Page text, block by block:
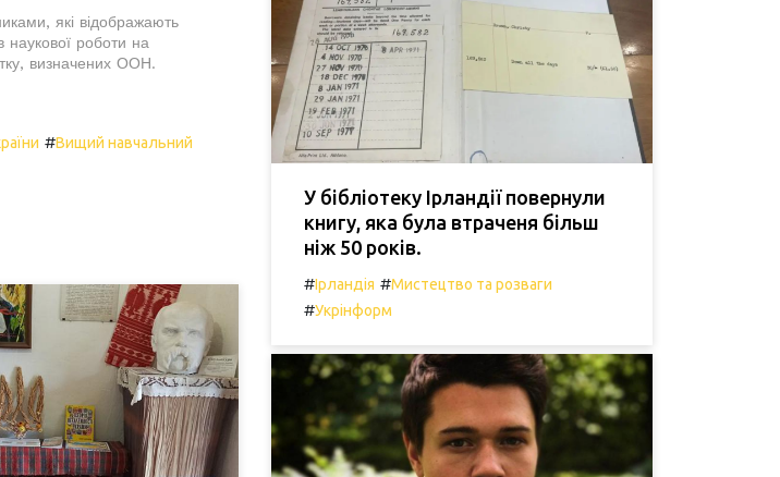
які відображають
наукової роботи на
визначених ООН.
#Вищий навчальний
У бібліотеку Ірландії повернули
книгу, яка була втраченя більш
ніж 50 років.
#Ірландія #Мистецтво та розваги
#Укрінформ